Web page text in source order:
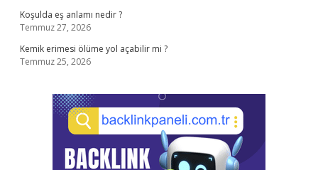
Koşulda eş anlamı nedir ?
Temmuz 27, 2026
Kemik erimesi ölüme yol açabilir mi ?
Temmuz 25, 2026